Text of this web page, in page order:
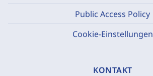
Public Access Policy
Cookie-Einstellungen
KONTAKT